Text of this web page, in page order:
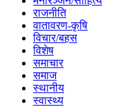
राजनीति
वातावरण-कृषि
विचार/बहस
विशेष
समाचार
समाज
स्थानीय
स्वास्थ्य